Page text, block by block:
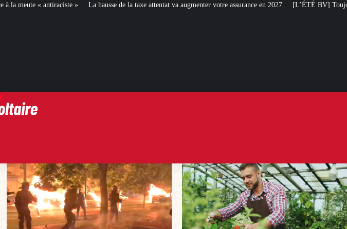
La hausse de la taxe attentat va augmenter votre assurance en 2027 [L’ÉTÉ BV] Toujours plus de taxes : la France